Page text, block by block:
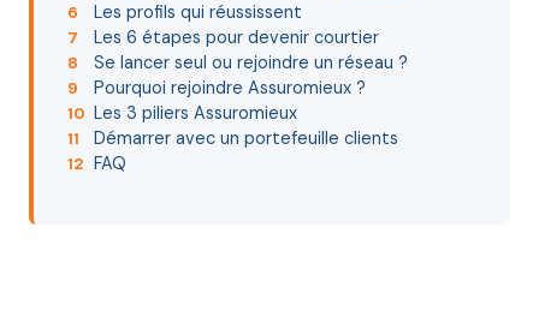
6 Les profils qui réussissent
7 Les 6 étapes pour devenir courtier
8 Se lancer seul ou rejoindre un réseau ?
9 Pourquoi rejoindre Assuromieux ?
10 Les 3 piliers Assuromieux
11 Démarrer avec un portefeuille clients
12 FAQ